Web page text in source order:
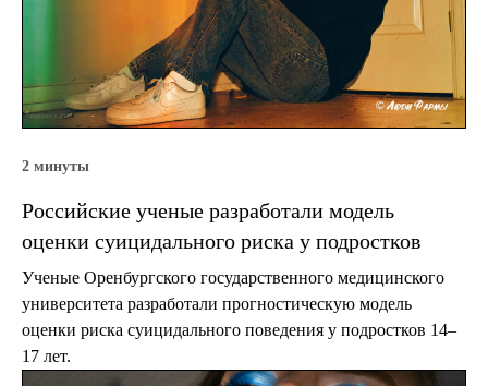
2 минуты
Российские ученые разработали модель
оценки суицидального риска у подростков
Ученые Оренбургского государственного медицинского
университета разработали прогностическую модель
оценки риска суицидального поведения у подростков 14–
17 лет.